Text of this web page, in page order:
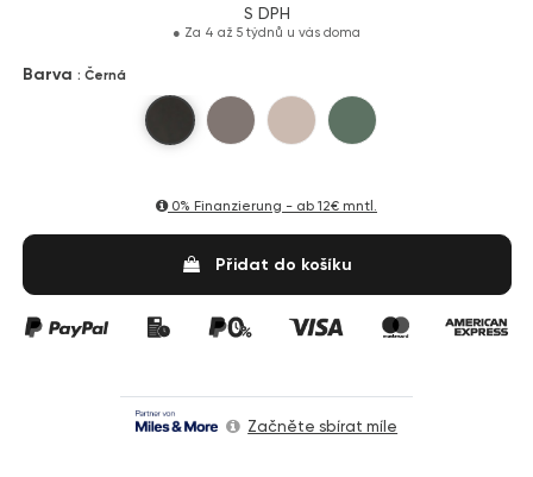
S DPH
● Za 4 až 5 týdnů u vás doma
Barva : Černá
Černá Líska Béžová Zelená
0% Finanzierung - ab 12€ mntl.
Přidat do košíku
Začněte sbírat míle